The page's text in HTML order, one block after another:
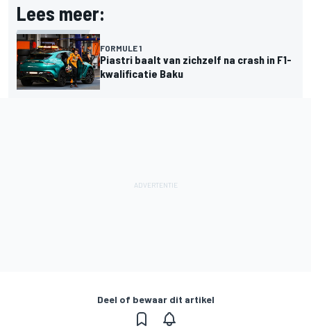
Lees meer:
FORMULE 1
Piastri baalt van zichzelf na crash in F1-
kwalificatie Baku
Deel of bewaar dit artikel